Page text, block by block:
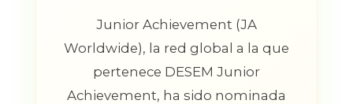
Junior Achievement (JA
Worldwide), la red global a la que
pertenece DESEM Junior
Achievement, ha sido nominada